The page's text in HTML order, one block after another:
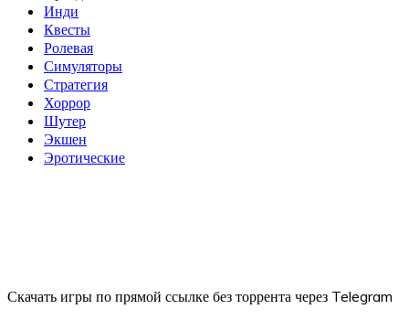
Инди
Квесты
Ролевая
Симуляторы
Стратегия
Хоррор
Шутер
Экшен
Эротические
Скачать игры по прямой ссылке без торрента через Telegram